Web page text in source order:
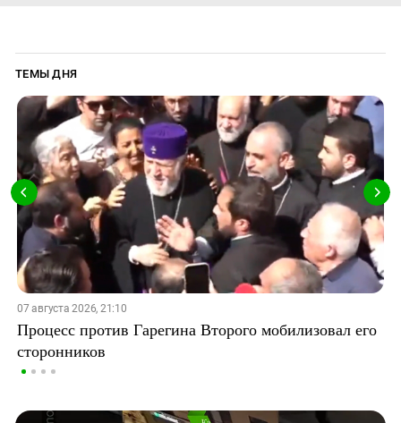
ТЕМЫ ДНЯ
07 августа 2026, 21:10
Процесс против Гарегина Второго мобилизовал его
сторонников